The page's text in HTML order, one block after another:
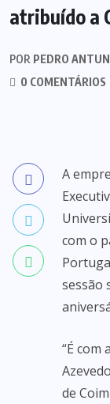
atribuído a
POR PEDRO
0 COMENTÁRIOS
A
com o
sessão
“É com
de